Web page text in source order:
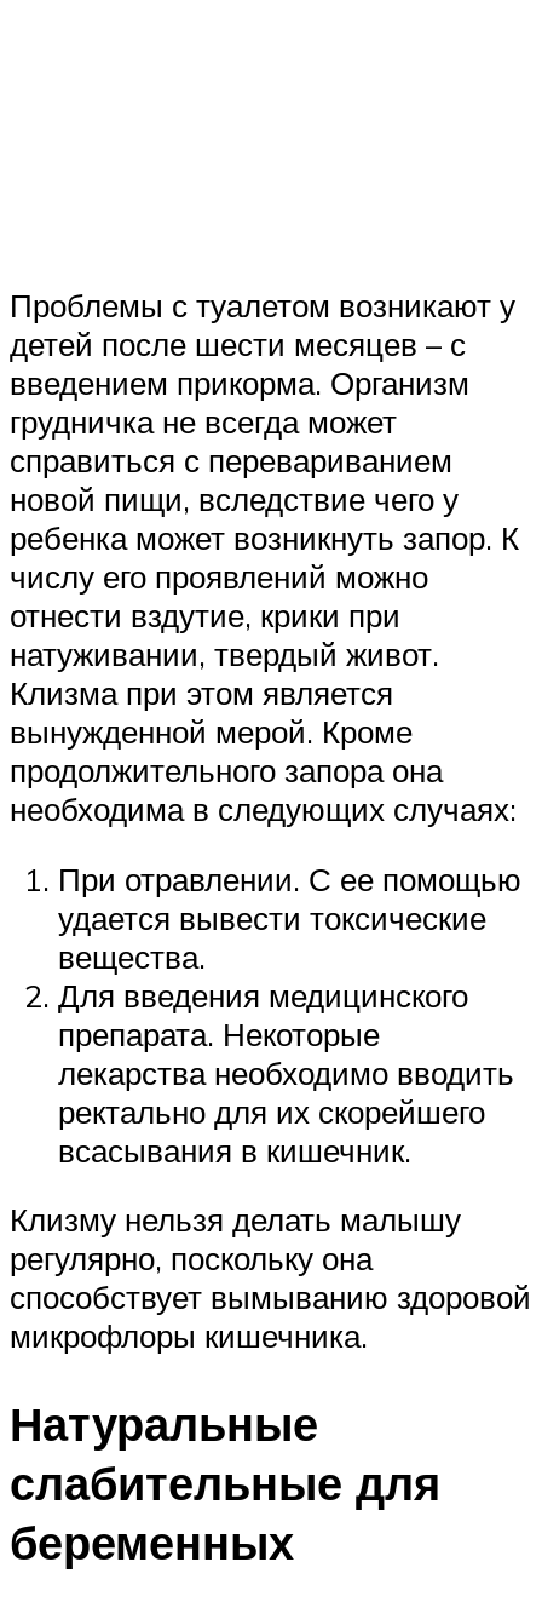
Проблемы с туалетом возникают у
детей после шести месяцев – с
введением прикорма. Организм
грудничка не всегда может
справиться с перевариванием
новой пищи, вследствие чего у
ребенка может возникнуть запор. К
числу его проявлений можно
отнести вздутие, крики при
натуживании, твердый живот.
Клизма при этом является
вынужденной мерой. Кроме
продолжительного запора она
необходима в следующих случаях:
При отравлении. С ее помощью
удается вывести токсические
вещества.
Для введения медицинского
препарата. Некоторые
лекарства необходимо вводить
ректально для их скорейшего
всасывания в кишечник.
Клизму нельзя делать малышу
регулярно, поскольку она
способствует вымыванию здоровой
микрофлоры кишечника.
Натуральные
слабительные для
беременных